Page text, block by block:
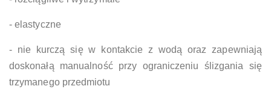
- elastyczne
- nie kurczą się w kontakcie z wodą oraz zapewniają
doskonałą manualność przy ograniczeniu ślizgania się
trzymanego przedmiotu